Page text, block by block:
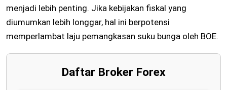
menjadi lebih penting. Jika kebijakan fiskal yang
diumumkan lebih longgar, hal ini berpotensi
memperlambat laju pemangkasan suku bunga oleh BOE.
Daftar Broker Forex